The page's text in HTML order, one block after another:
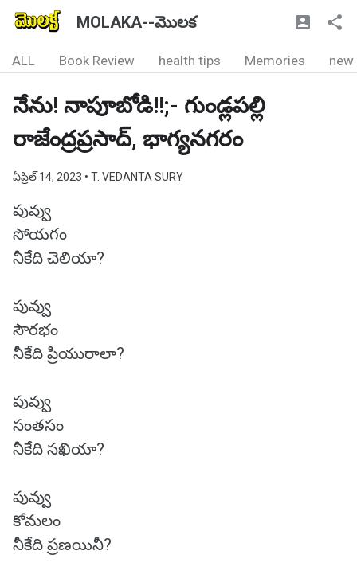
MOLAKA--మొలక
ALL Book Review health tips Memories new
నేను! నాపూబోడి!!;- గుండ్లపల్లి
రాజేంద్రప్రసాద్, భాగ్యనగరం
ఏప్రిల్ 14, 2023 • T. VEDANTA SURY
పువ్వు
సోయగం
నీకేది చెలియా?
పువ్వు
సౌరభం
నీకేది ప్రియురాలా?
పువ్వు
సంతసం
నీకేది సఖియా?
పువ్వు
కోమలం
నీకేది ప్రణయినీ?